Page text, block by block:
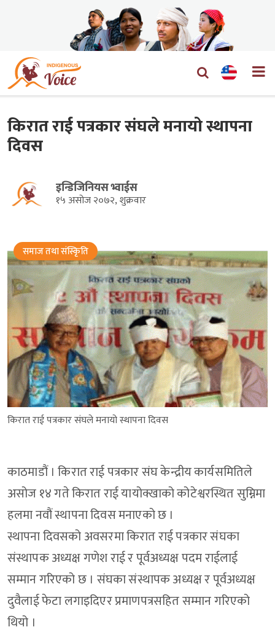
किरात राई पत्रकार संघले मनायो स्थापना
दिवस
इन्डिजिनियस भ्वाईस
१५ असोज २०७२, शुक्रवार
समाज तथा संस्किृति
किरात राई पत्रकार संघले मनायो स्थापना दिवस
काठमाडौं । किरात राई पत्रकार संघ केन्द्रीय कार्यसमितिले
असोज १४ गते किरात राई यायोक्खाको कोटेश्वरस्थित सुम्निमा
हलमा नवौं स्थापना दिवस मनाएको छ ।
स्थापना दिवसको अवसरमा किरात राई पत्रकार संघका
संस्थापक अध्यक्ष गणेश राई र पूर्वअध्यक्ष पदम राईलाई
सम्मान गरिएको छ । संघका संस्थापक अध्यक्ष र पूर्वअध्यक्ष
दुवैलाई फेटा लगाइदिएर प्रमाणपत्रसहित सम्मान गरिएको